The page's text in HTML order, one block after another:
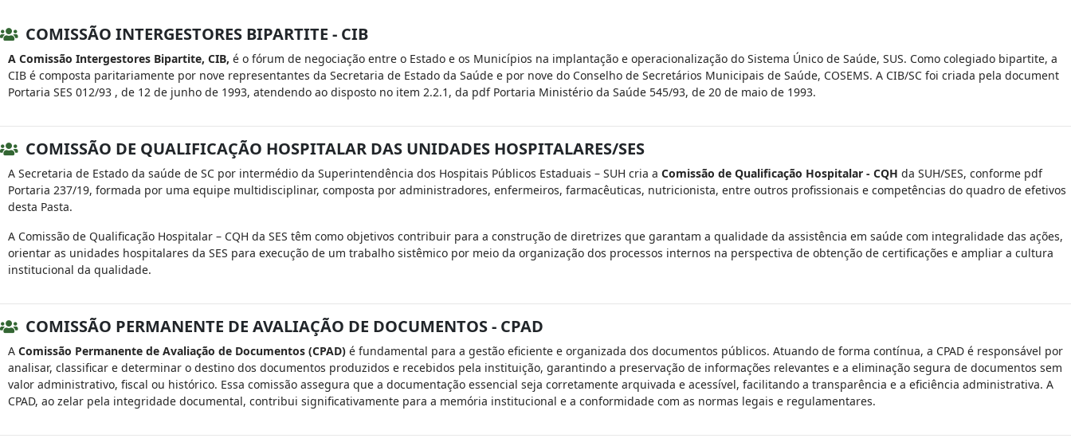
COMISSÃO INTERGESTORES BIPARTITE - CIB
A Comissão Intergestores Bipartite, CIB, é o fórum de negociação entre o Estado e os Municípios na implantação e operacionalização do Sistema Único de Saúde, SUS. Como colegiado bipartite, a
CIB é composta paritariamente por nove representantes da Secretaria de Estado da Saúde e por nove do Conselho de Secretários Municipais de Saúde, COSEMS. A CIB/SC foi criada pela document
Portaria SES 012/93 , de 12 de junho de 1993, atendendo ao disposto no item 2.2.1, da pdf Portaria Ministério da Saúde 545/93, de 20 de maio de 1993.
COMISSÃO DE QUALIFICAÇÃO HOSPITALAR DAS UNIDADES HOSPITALARES/SES
A Secretaria de Estado da saúde de SC por intermédio da Superintendência dos Hospitais Públicos Estaduais – SUH cria a Comissão de Qualificação Hospitalar - CQH da SUH/SES, conforme pdf
Portaria 237/19, formada por uma equipe multidisciplinar, composta por administradores, enfermeiros, farmacêuticas, nutricionista, entre outros profissionais e competências do quadro de efetivos
desta Pasta.
A Comissão de Qualificação Hospitalar – CQH da SES têm como objetivos contribuir para a construção de diretrizes que garantam a qualidade da assistência em saúde com integralidade das ações,
orientar as unidades hospitalares da SES para execução de um trabalho sistêmico por meio da organização dos processos internos na perspectiva de obtenção de certificações e ampliar a cultura
institucional da qualidade.
COMISSÃO PERMANENTE DE AVALIAÇÃO DE DOCUMENTOS - CPAD
A Comissão Permanente de Avaliação de Documentos (CPAD) é fundamental para a gestão eficiente e organizada dos documentos públicos. Atuando de forma contínua, a CPAD é responsável por
analisar, classificar e determinar o destino dos documentos produzidos e recebidos pela instituição, garantindo a preservação de informações relevantes e a eliminação segura de documentos sem
valor administrativo, fiscal ou histórico. Essa comissão assegura que a documentação essencial seja corretamente arquivada e acessível, facilitando a transparência e a eficiência administrativa. A
CPAD, ao zelar pela integridade documental, contribui significativamente para a memória institucional e a conformidade com as normas legais e regulamentares.